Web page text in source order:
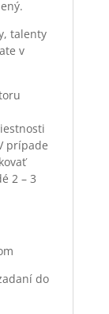
talenty
v
prípade
2 – 3
do